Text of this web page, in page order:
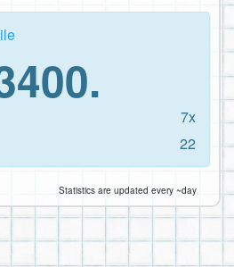
7x
22
Statistics are updated every ~day